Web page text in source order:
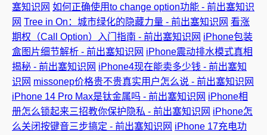
塞知识网 如何正确使用to change option功能 - 前出塞知识
网 Tree in On：城市绿化的隐藏力量 - 前出塞知识网 看涨
期权（Call Option）入门指南 - 前出塞知识网 iPhone包装
盒图片细节解析 - 前出塞知识网 iPhone震动排水模式真相
揭秘 - 前出塞知识网 iPhone4现在能卖多少钱 - 前出塞知
识网 missonep价格贵不贵真实用户怎么说 - 前出塞知识网
iPhone 14 Pro Max是钛金属吗 - 前出塞知识网 iPhone相
册怎么锁起来三招教你保护隐私 - 前出塞知识网 iPhone怎
么关闭按键音三步搞定 - 前出塞知识网 iPhone 17充电功